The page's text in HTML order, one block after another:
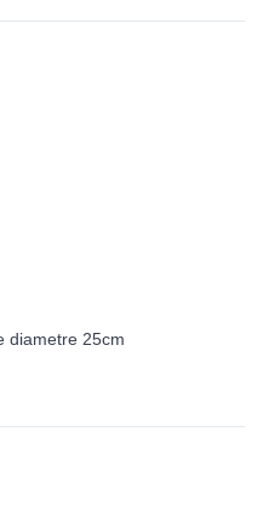
diametre 25cm